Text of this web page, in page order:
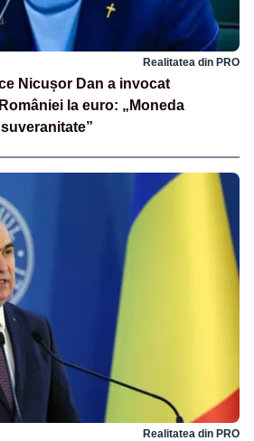
Realitatea din PRO
Nicușor Dan a invocat
la euro: „Moneda
Realitatea din PRO